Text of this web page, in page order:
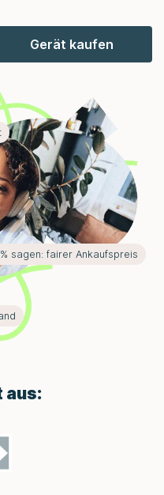
Gerät kaufen
sagen: fairer Ankaufspreis
aus: